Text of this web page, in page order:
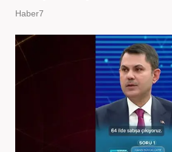
Haber7